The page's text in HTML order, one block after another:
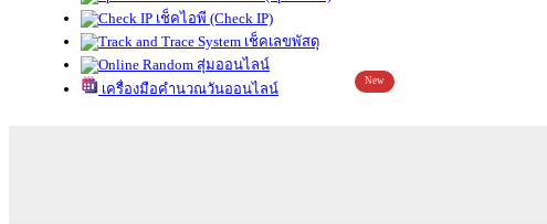
เช็คไอพี (Check IP)
เช็คเลขพัสดุ
สุ่มออนไลน์
เครื่องมือคำนวณวันออนไลน์
New